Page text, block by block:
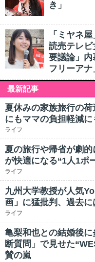
き」
「ミヤネ
読売テレ
要議論」
フリーア
最新記事
夏休みの家族旅行の
にもママの負担軽減に
ライフ
夏の旅行や帰省が劇
が快適になる“1人1ポ
ライフ
九州大学教授が人気
画」に猛批判、過去
ライフ
亀梨和也との結婚後
断質問」で見せた
賛の嵐